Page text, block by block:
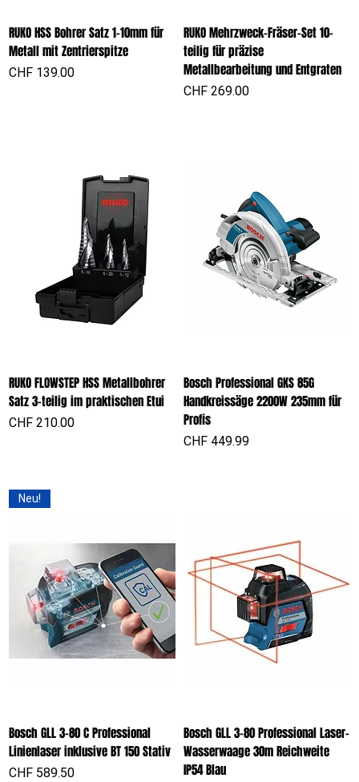
RUKO HSS Bohrer Satz 1-10mm für
Metall mit Zentrierspitze
Preis
CHF 139.00
RUKO Mehrzweck-Fräser-Set 10-
teilig für präzise
Metallbearbeitung und Entgraten
Preis
CHF 269.00
RUKO FLOWSTEP HSS Metallbohrer
Satz 3-teilig im praktischen Etui
Preis
CHF 210.00
Bosch Professional GKS 85G
Handkreissäge 2200W 235mm für
Profis
Preis
CHF 449.99
Neu!
Bosch GLL 3-80 C Professional
Linienlaser inklusive BT 150 Stativ
Preis
CHF 589.50
Bosch GLL 3-80 Professional Laser-
Wasserwaage 30m Reichweite
IP54 Blau